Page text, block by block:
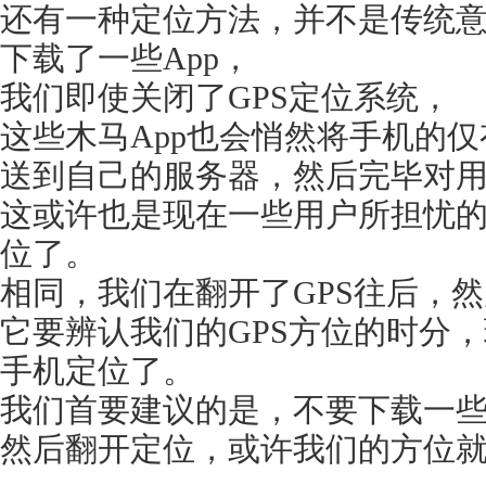
还有一种定位方法，并不是传统
下载了一些App，
我们即使关闭了GPS定位系统，
这些木马App也会悄然将手机的
送到自己的服务器，然后完毕对
这或许也是现在一些用户所担忧
位了。
相同，我们在翻开了GPS往后，
它要辨认我们的GPS方位的时分
手机定位了。
我们首要建议的是，不要下载一
然后翻开定位，或许我们的方位